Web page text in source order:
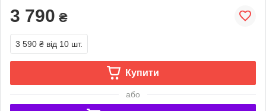
3 790 ₴
3 590 ₴ від 10 шт.
Купити
або